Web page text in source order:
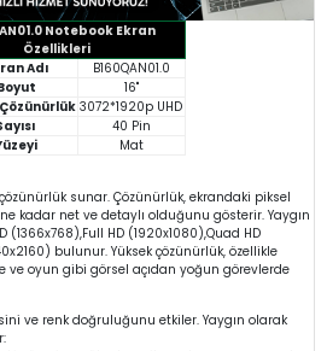
Notebook Ekran
Özellikleri
Adı
B160QAN01.0
16"
3072*1920p UHD
40 Pin
Mat
sunar. Çözünürlük, ekrandaki piksel
kadar net ve detaylı olduğunu gösterir. Yaygın
HD (1920x1080),Quad HD
bulunur. Yüksek çözünürlük, özellikle
ve oyun gibi görsel açıdan yoğun görevlerde
ve renk doğruluğunu etkiler. Yaygın olarak